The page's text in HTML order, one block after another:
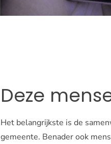
Deze
Het belangrijkste is de
gemeente. Benader ook